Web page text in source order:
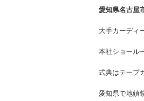
愛知県名古屋
大手カーディ
本社ショール
式典はテープ
愛知県で地鎮